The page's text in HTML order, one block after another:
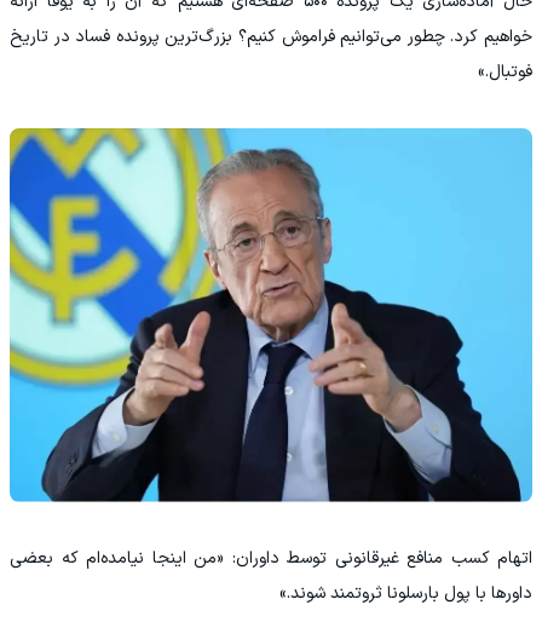
خواهیم کرد. چطور می‌توانیم فراموش کنیم؟ بزرگ‌ترین پرونده فساد در تاریخ
فوتبال.»
اتهام کسب منافع غیرقانونی توسط داوران: «من اینجا نیامده‌ام که بعضی
داورها با پول بارسلونا ثروتمند شوند.»